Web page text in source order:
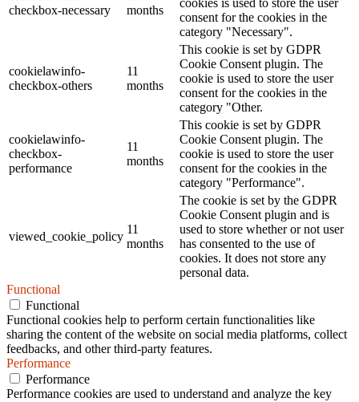
checkbox-necessary
months
consent for the cookies in the
category "Necessary".
cookielawinfo-
checkbox-others
11
months
This cookie is set by GDPR
Cookie Consent plugin. The
cookie is used to store the user
consent for the cookies in the
category "Other.
cookielawinfo-
checkbox-
performance
11
months
This cookie is set by GDPR
Cookie Consent plugin. The
cookie is used to store the user
consent for the cookies in the
category "Performance".
viewed_cookie_policy
11
months
The cookie is set by the GDPR
Cookie Consent plugin and is
used to store whether or not user
has consented to the use of
cookies. It does not store any
personal data.
Functional
Functional
Functional cookies help to perform certain functionalities like
sharing the content of the website on social media platforms, collect
feedbacks, and other third-party features.
Performance
Performance
Performance cookies are used to understand and analyze the key